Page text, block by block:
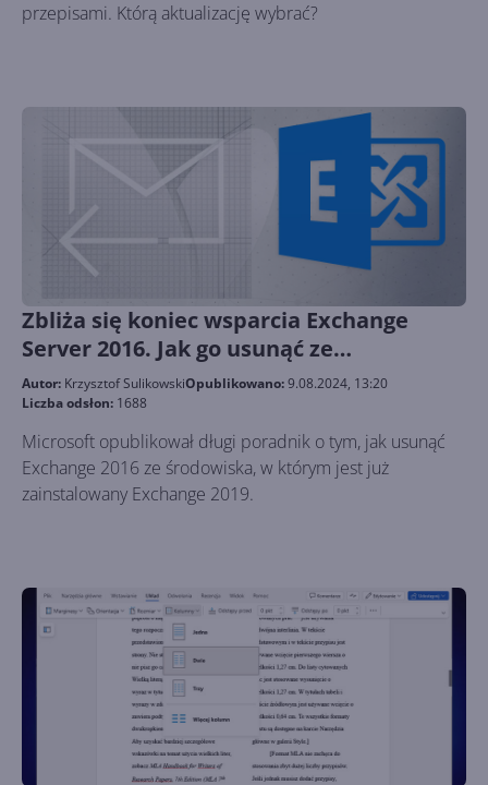
przepisami. Którą aktualizację wybrać?
Zbliża się koniec wsparcia Exchange
Server 2016. Jak go usunąć ze
środowiska?
Autor: Krzysztof SulikowskiOpublikowano:9.08.2024, 13:20
Liczba odsłon: 1688
Microsoft opublikował długi poradnik o tym, jak usunąć
Exchange 2016 ze środowiska, w którym jest już
zainstalowany Exchange 2019.